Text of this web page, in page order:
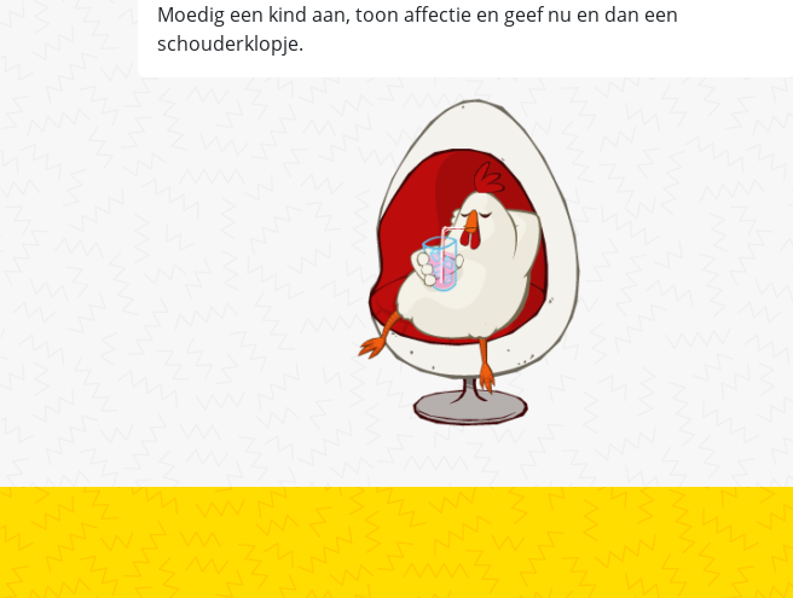
Moedig een kind aan, toon affectie en geef nu en dan een
schouderklopje.